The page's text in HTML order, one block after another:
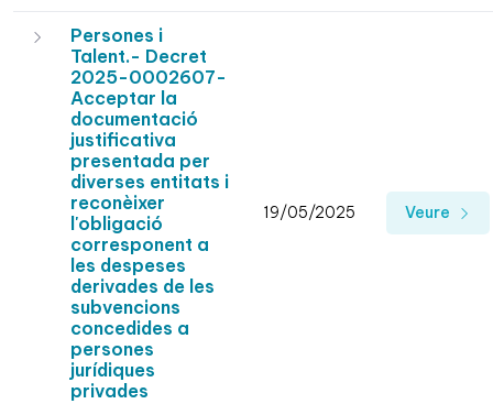
Persones i
Talent.- Decret
2025-0002607-
Acceptar la
documentació
justificativa
presentada per
diverses entitats i
reconèixer
l'obligació
corresponent a
les despeses
derivades de les
subvencions
concedides a
persones
jurídiques
privades
19/05/2025 Veure